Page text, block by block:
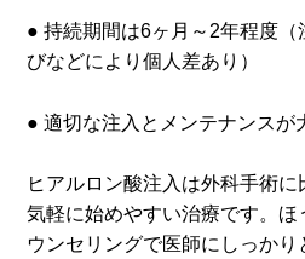
● 持続期間は6ヶ月～2年程度
びなどにより個人差あり）
● 適切な注入とメンテナンスが
ヒアルロン酸注入は外科手術に
気軽に始めやすい治療です。ほ
ウンセリングで医師にしっか